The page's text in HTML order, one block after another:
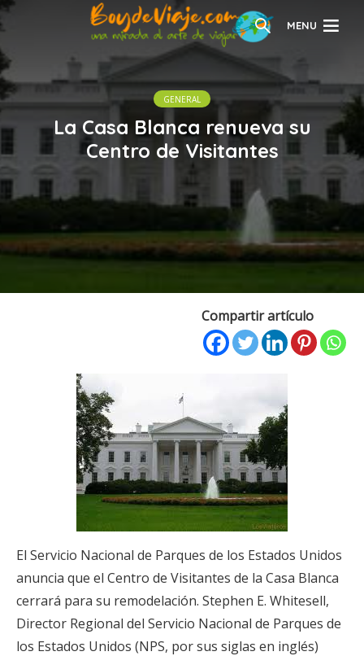
MENU
GENERAL
La Casa Blanca renueva su
Centro de Visitantes
Compartir artículo
El Servicio Nacional de Parques de los Estados Unidos
anuncia que el Centro de Visitantes de la Casa Blanca
cerrará para su remodelación. Stephen E. Whitesell,
Director Regional del Servicio Nacional de Parques de
los Estados Unidos (NPS, por sus siglas en inglés)